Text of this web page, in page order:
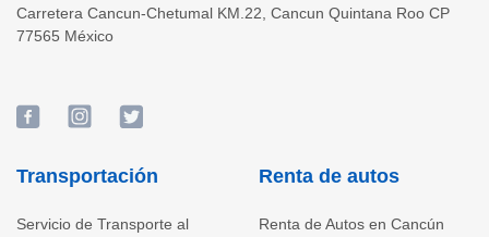
Carretera Cancun-Chetumal KM.22 Cancun Quintana Roo CP
77565 México
Transportación
Servicio de Transporte al
Renta de autos
Renta de Autos en Cancún